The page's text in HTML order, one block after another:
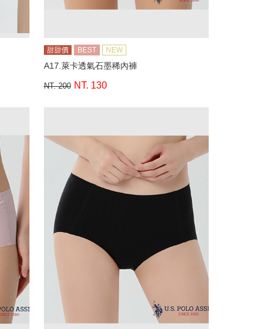
甜甜價 BEST NEW
A17.萊卡透氣石墨稀內褲
NT. 200 NT. 130